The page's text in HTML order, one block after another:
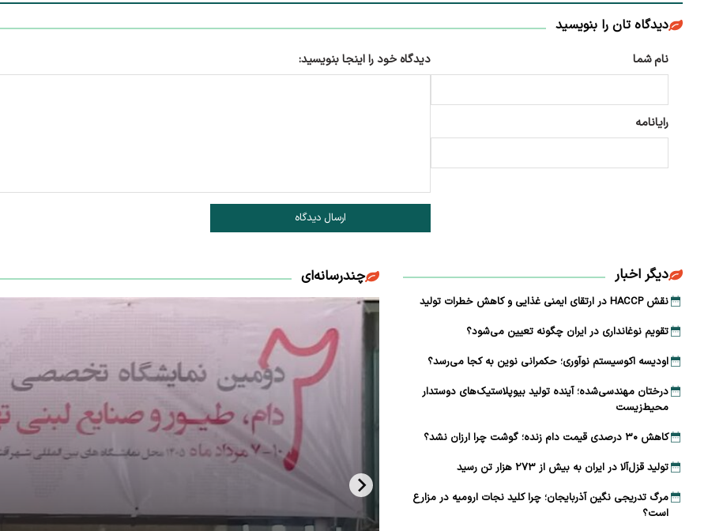
دیدگاه تان را بنویسید
نام شما
رایانامه
دیدگاه خود را اینجا بنویسید:
ارسال دیدگاه
دیگر اخبار
نقش HACCP در ارتقای ایمنی غذایی و کاهش خطرات تولید
تقویم نوغانداری در ایران چگونه تعیین می‌شود؟
اودیسه اکوسیستم نوآوری؛ حکمرانی نوین به کجا می‌رسد؟
درختان مهندسی‌شده؛ آینده تولید بیوپلاستیک‌های دوستدار
محیط‌زیست
کاهش ۳۰ درصدی قیمت دام زنده؛ گوشت چرا ارزان نشد؟
تولید قزل‌آلا در ایران به بیش از ۲۷۳ هزار تن رسید
مرگ تدریجی نگین آذربایجان؛ چرا کلید نجات ارومیه در مزارع
است؟
چندرسانه‌ای